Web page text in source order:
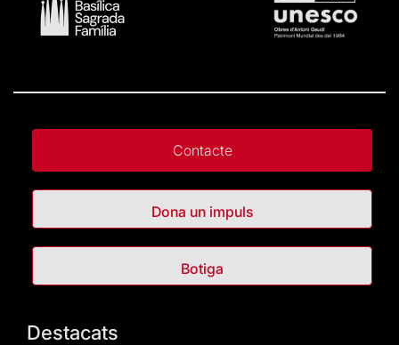
Contacte
Dona un impuls
Botiga
Destacats